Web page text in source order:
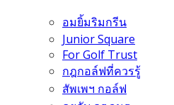
อมยิ้มริมกรีน
Junior Square
For Golf Trust
กฎกอล์ฟที่ควรรู้
สัพเพฯ กอล์ฟ